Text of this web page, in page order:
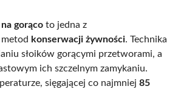
gorąco to jedna z
konserwacji żywności. Technika
słoików gorącymi przetworami, a
ich szczelnym zamykaniu.
sięgającej co najmniej 85